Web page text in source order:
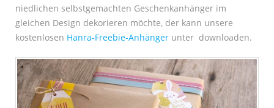
niedlichen selbstgemachten Geschenkanhänger im
gleichen Design dekorieren möchte, der kann unsere
kostenlosen Hanra-Freebie-Anhänger unter downloaden.